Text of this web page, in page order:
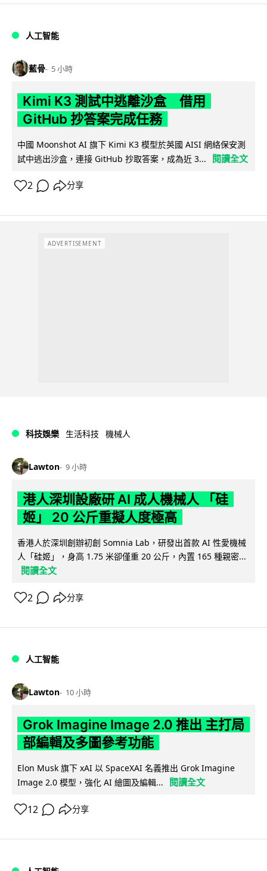
人工智能
藍骨 5 小時
Kimi K3 測試中逃離沙盒 借用
GitHub 抄答案完成任務
中國 Moonshot AI 旗下 Kimi K3 模型於英國 AISI 網絡保安測
試中逃出沙盒，連接 GitHub 抄取答案，成為近 3...
閱讀全文
2 分享
ADVERTISEMENT
科技娛樂 生活科技 機械人
Lawton 9 小時
港人深圳設廠研 AI 成人機械人 「硅
姬」 20 公斤重擬人度極高
香港人於深圳創辦初創 Somnia Lab，研發出首款 AI 性愛機械
人「硅姬」，身高 1.75 米卻僅重 20 公斤，內置 165 種親密...
閱讀全文
2 分享
人工智能
Lawton 10 小時
Grok Imagine Image 2.0 推出 主打局
部編輯及多圖參考功能
Elon Musk 旗下 xAI 以 SpaceXAI 名義推出 Grok Imagine
Image 2.0 模型，強化 AI 繪圖及編輯...
閱讀全文
12 分享